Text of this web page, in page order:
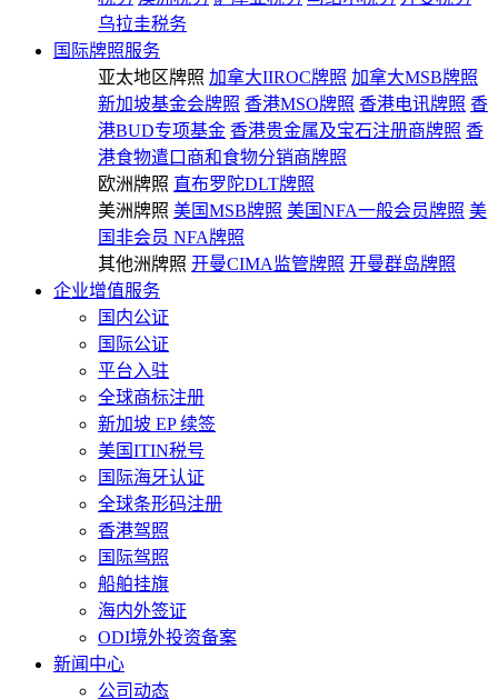
乌拉圭税务
国际牌照服务
亚太地区牌照 加拿大IIROC牌照 加拿大MSB牌照
新加坡基金会牌照 香港MSO牌照 香港电讯牌照 香
港BUD专项基金 香港贵金属及宝石注册商牌照 香
港食物遣口商和食物分销商牌照
欧洲牌照 直布罗陀DLT牌照
美洲牌照 美国MSB牌照 美国NFA一般会员牌照 美
国非会员 NFA牌照
其他洲牌照 开曼CIMA监管牌照 开曼群岛牌照
企业增值服务
国内公证
国际公证
平台入驻
全球商标注册
新加坡 EP 续签
美国ITIN税号
国际海牙认证
全球条形码注册
香港驾照
国际驾照
船舶挂旗
海内外签证
ODI境外投资备案
新闻中心
公司动态